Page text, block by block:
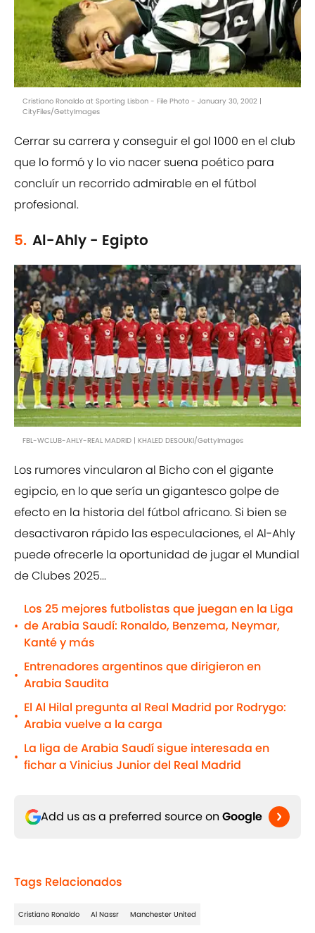
Cristiano Ronaldo at Sporting Lisbon - File Photo - January 30, 2002 |
CityFiles/GettyImages
Cerrar su carrera y conseguir el gol 1000 en el club
que lo formó y lo vio nacer suena poético para
concluír un recorrido admirable en el fútbol
profesional.
5. Al-Ahly - Egipto
FBL-WCLUB-AHLY-REAL MADRID | KHALED DESOUKI/GettyImages
Los rumores vincularon al Bicho con el gigante
egipcio, en lo que sería un gigantesco golpe de
efecto en la historia del fútbol africano. Si bien se
desactivaron rápido las especulaciones, el Al-Ahly
puede ofrecerle la oportunidad de jugar el Mundial
de Clubes 2025...
•
Los 25 mejores futbolistas que juegan en la Liga
de Arabia Saudí: Ronaldo, Benzema, Neymar,
Kanté y más
•
Entrenadores argentinos que dirigieron en
Arabia Saudita
•
El Al Hilal pregunta al Real Madrid por Rodrygo:
Arabia vuelve a la carga
•
La liga de Arabia Saudí sigue interesada en
fichar a Vinicius Junior del Real Madrid
Add us as a preferred source on Google
Tags Relacionados
Cristiano Ronaldo Al Nassr Manchester United